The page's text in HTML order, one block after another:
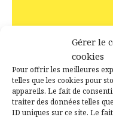
Gérer le
cookies
Pour offrir les meilleures
telles que les cookies pour
appareils. Le fait de
traiter des données telles
ID uniques sur ce site. Le
Recent Posts
15
Il y